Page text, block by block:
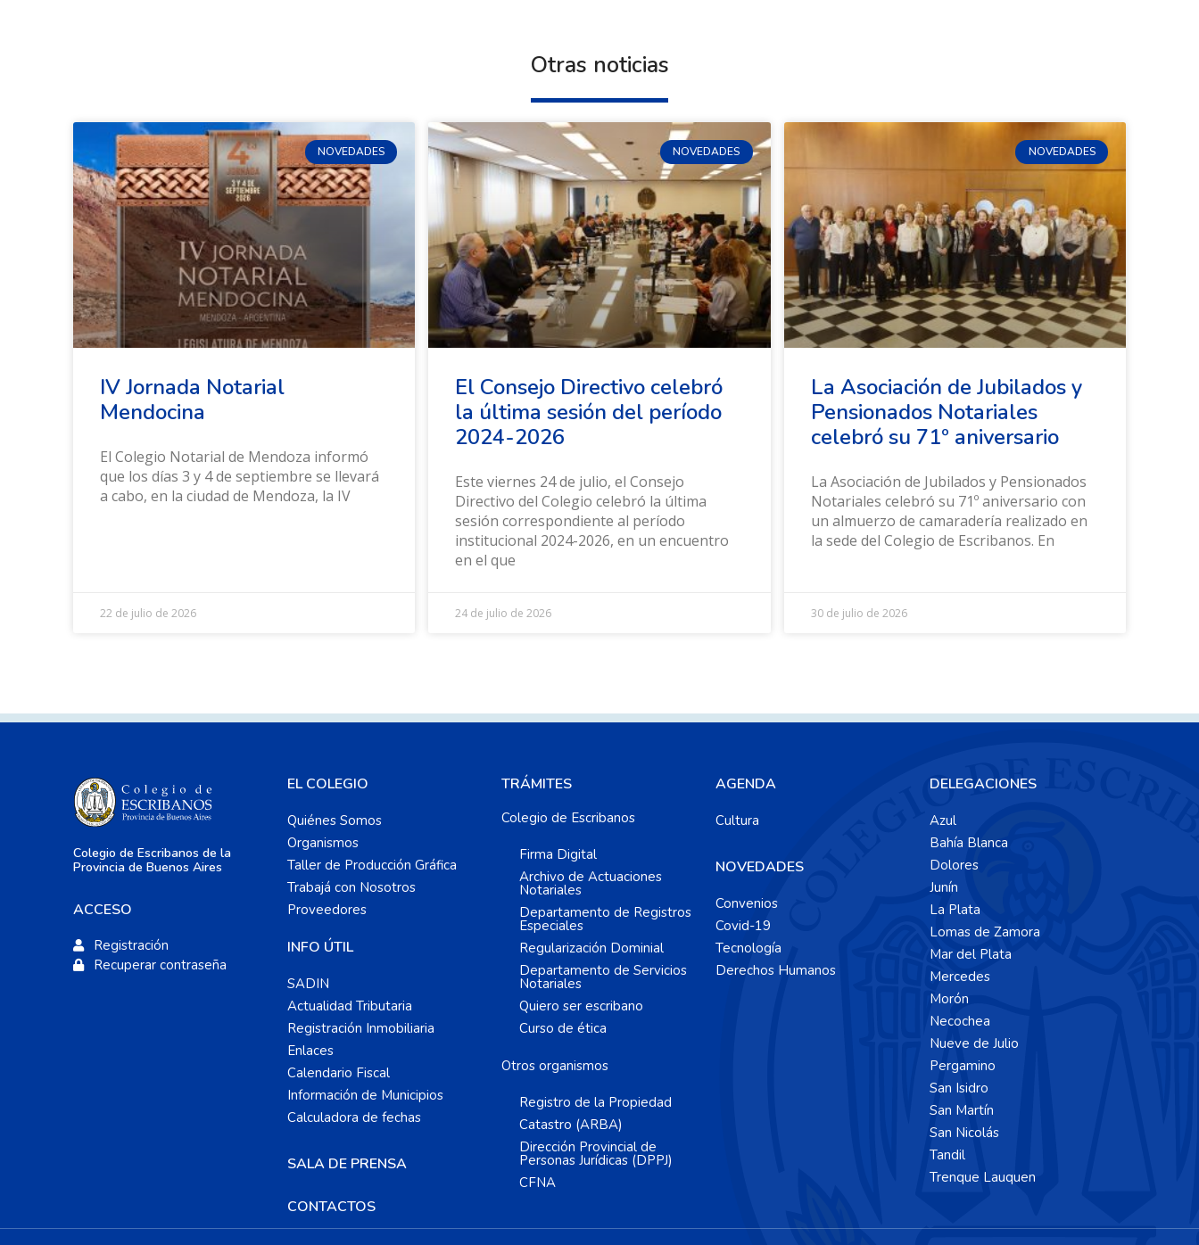
Otras noticias
NOVEDADES
IV Jornada Notarial
Mendocina
El Colegio Notarial de Mendoza informó
que los días 3 y 4 de septiembre se llevará
a cabo, en la ciudad de Mendoza, la IV
22 de julio de 2026
NOVEDADES
El Consejo Directivo celebró
la última sesión del período
2024-2026
Este viernes 24 de julio, el Consejo
Directivo del Colegio celebró la última
sesión correspondiente al período
institucional 2024-2026, en un encuentro
en el que
24 de julio de 2026
NOVEDADES
La Asociación de Jubilados y
Pensionados Notariales
celebró su 71º aniversario
La Asociación de Jubilados y Pensionados
Notariales celebró su 71º aniversario con
un almuerzo de camaradería realizado en
la sede del Colegio de Escribanos. En
30 de julio de 2026
Colegio de Escribanos de la
Provincia de Buenos Aires
ACCESO
Registración
Recuperar contraseña
EL COLEGIO
Quiénes Somos
Organismos
Taller de Producción Gráfica
Trabajá con Nosotros
Proveedores
INFO ÚTIL
SADIN
Actualidad Tributaria
Registración Inmobiliaria
Enlaces
Calendario Fiscal
Información de Municipios
Calculadora de fechas
SALA DE PRENSA
CONTACTOS
TRÁMITES
Colegio de Escribanos
Firma Digital
Archivo de Actuaciones
Notariales
Departamento de Registros
Especiales
Regularización Dominial
Departamento de Servicios
Notariales
Quiero ser escribano
Curso de ética
Otros organismos
Registro de la Propiedad
Catastro (ARBA)
Dirección Provincial de
Personas Jurídicas (DPPJ)
CFNA
AGENDA
Cultura
NOVEDADES
Convenios
Covid-19
Tecnología
Derechos Humanos
DELEGACIONES
Azul
Bahía Blanca
Dolores
Junín
La Plata
Lomas de Zamora
Mar del Plata
Mercedes
Morón
Necochea
Nueve de Julio
Pergamino
San Isidro
San Martín
San Nicolás
Tandil
Trenque Lauquen